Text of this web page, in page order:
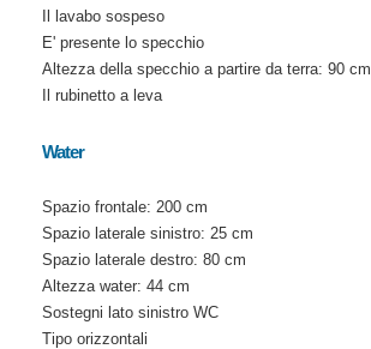
Il lavabo sospeso
E' presente lo specchio
Altezza della specchio a partire da terra: 90 cm
Il rubinetto a leva
Water
Spazio frontale: 200 cm
Spazio laterale sinistro: 25 cm
Spazio laterale destro: 80 cm
Altezza water: 44 cm
Sostegni lato sinistro WC
Tipo orizzontali